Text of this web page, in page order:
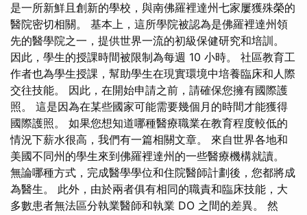
是一所新鮮且創新的學校，與南佛羅裡達州七家屢獲殊榮的
醫院密切相關。 基本上，這所學院被認為是佛羅裡達州領
先的醫學院之一，提供世界一流的初級保健研究和培訓。
因此，學生的授課時間被限制為每週 10 小時。 社區教育工
作者也為學生授課，幫助學生在現實環境中培養臨床和人際
交往技能。 因此，在開始申請之前，請確保您擁有國際護
照。 這是因為在某些國家可能需要幾個月的時間才能獲得
國際護照。 如果您想知道哪種醫療職業在教育程度較低的
情況下薪水很高，我們有一篇相關文章。 來自世界各地和
美國不同州的學生來到佛羅裡達州的一些醫療機構就讀。
無論哪種方式，完成醫學學位和住院醫師計劃後，您都將成
為醫生。 此外，由於兩者俱有相同的職責和臨床技能，大
多數患者無法區分執業醫師和執業 DO 之間的差異。 然